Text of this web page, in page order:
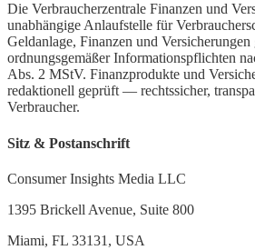
Die Verbraucherzentrale Finanzen und
unabhängige Anlaufstelle für
Geldanlage, Finanzen und Versicherungen
ordnungsgemäßer Informationspflichten
Abs. 2 MStV. Finanzprodukte und
redaktionell geprüft — rechtssicher,
Verbraucher.
Sitz & Postanschrift
Consumer Insights Media LLC
1395 Brickell Avenue, Suite 800
Miami, FL 33131, USA